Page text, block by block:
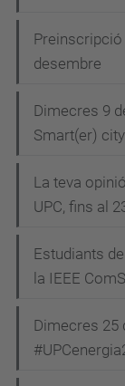
Preinscripció
desembre
Dimecres 9
Smart(er)
La teva
UPC, fins al
Estudiants
la IEEE
Dimecres 25